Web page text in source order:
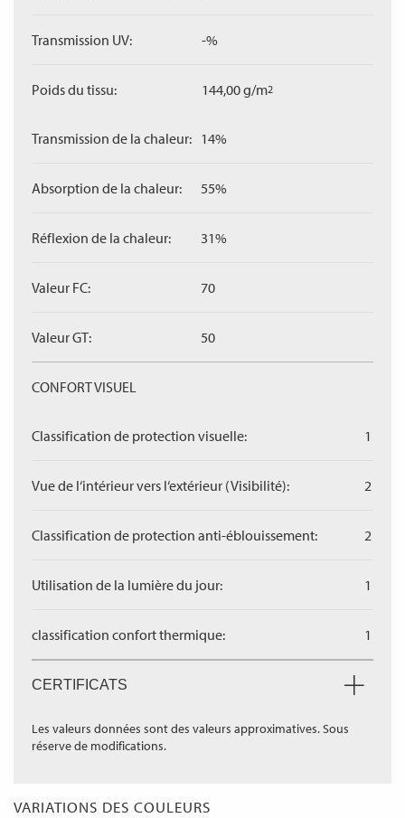
Transmission UV: -%
Poids du tissu: 144,00 g/m2
Transmission de la chaleur: 14%
Absorption de la chaleur: 55%
Réflexion de la chaleur: 31%
Valeur FC: 70
Valeur GT: 50
CONFORT VISUEL
Classification de protection visuelle: 1
Vue de l‘intérieur vers l‘extérieur (Visibilité): 2
Classification de protection anti-éblouissement: 2
Utilisation de la lumière du jour: 1
classification confort thermique: 1
CERTIFICATS
Les valeurs données sont des valeurs approximatives. Sous
réserve de modifications.
VARIATIONS DES COULEURS